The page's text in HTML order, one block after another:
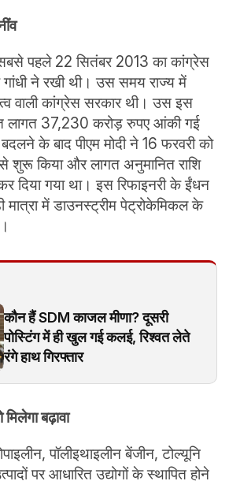
सबसे पहले 22 सितंबर 2013 का कांग्रेस
गांधी ने रखी थी। उस समय राज्य में
वाली कांग्रेस सरकार थी। उस इस
लागत 37,230 करोड़ रुपए आंकी गई
के बाद पीएम मोदी ने 16 फरवरी को
शुरू किया और लागत अनुमानित राशि
दिया गया था। इस रिफाइनरी के ईंधन
मात्रा में डाउनस्ट्रीम पेट्रोकेमिकल के
थी।
कौन हैं SDM काजल मीणा? दूसरी
पोस्टिंग में ही खुल गई कलई, रिश्वत लेते
रंगे हाथ गिरफ्तार
मिलेगा बढ़ावा
पॉलीइथाइलीन बेंजीन, टोल्यूनि
पर आधारित उद्योगों के स्थापित होने